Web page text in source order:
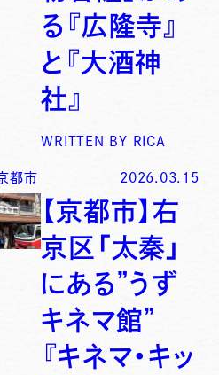
る『広隆寺』
と『大酒神
社』
WRITTEN BY RICA
都市 2026.03.15
【京都市】右
京区「太秦」
にある”うず
キネマ館”
『キネマ・キッ